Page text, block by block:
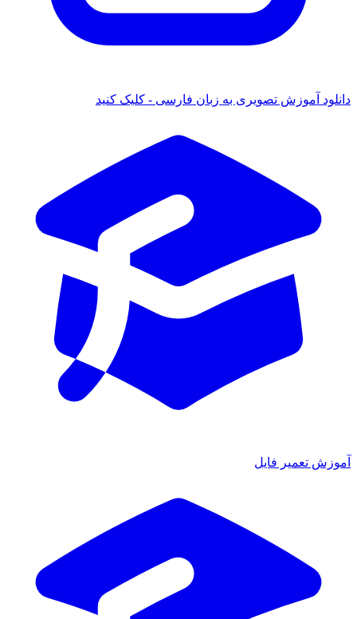
دانلود آموزش تصویری به زبان فارسی - کلیک کنید
آموزش تعمیر فایل